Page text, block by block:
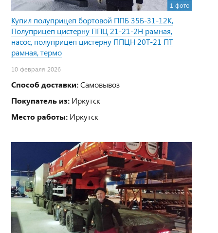
1 фото
Купил полуприцеп бортовой ППБ 35Б-31-12К,
Полуприцеп цистерну ППЦ 21-21-2Н рамная,
насос, полуприцеп цистерну ППЦН 20Т-21 ПТ
рамная, термо
10 февраля 2026
Способ доставки:Самовывоз
Покупатель из: Иркутск
Место работы: Иркутск